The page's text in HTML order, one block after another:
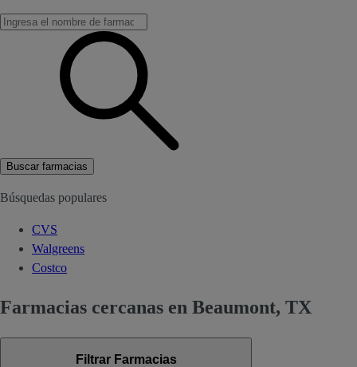
Buscar farmacias
Búsquedas populares
CVS
Walgreens
Costco
Farmacias cercanas en Beaumont, TX
Filtrar Farmacias